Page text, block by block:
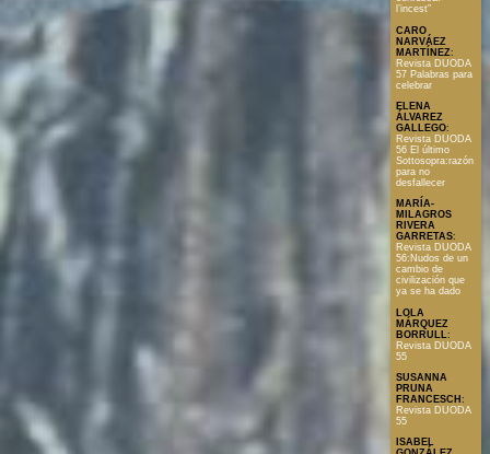
l’incest”
CARO
NARVÁEZ
MARTÍNEZ:
Revista DUODA
57 Palabras para
celebrar
ELENA
ÁLVAREZ
GALLEGO:
Revista DUODA
56 El último
Sottosopra:razón
para no
desfallecer
MARÍA-
MILAGROS
RIVERA
GARRETAS:
Revista DUODA
56:Nudos de un
cambio de
civilización que
ya se ha dado
LOLA
MÁRQUEZ
BORRULL :
Revista DUODA
55
SUSANNA
PRUNA
FRANCESCH :
Revista DUODA
55
ISABEL